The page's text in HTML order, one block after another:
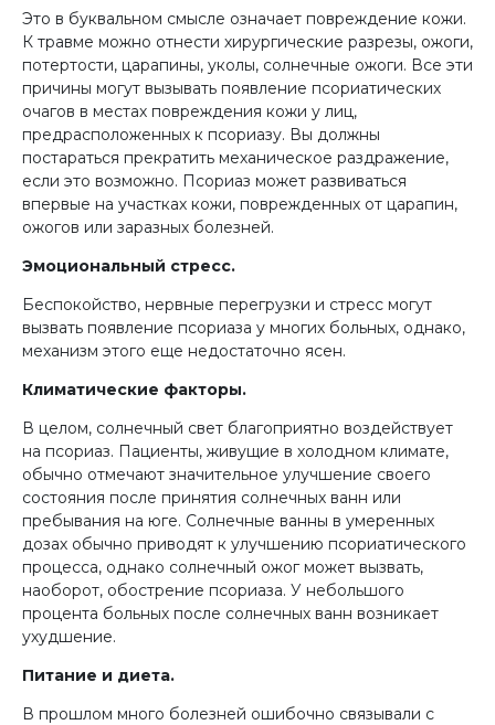
Это в буквальном смысле означает повреждение кожи.
К травме можно отнести хирургические разрезы, ожоги,
потертости, царапины, уколы, солнечные ожоги. Все эти
причины могут вызывать появление псориатических
очагов в местах повреждения кожи у лиц,
предрасположенных к псориазу. Вы должны
постараться прекратить механическое раздражение,
если это возможно. Псориаз может развиваться
впервые на участках кожи, поврежденных от царапин,
ожогов или заразных болезней.
Эмоциональный стресс.
Беспокойство, нервные перегрузки и стресс могут
вызвать появление псориаза у многих больных, однако,
механизм этого еще недостаточно ясен.
Климатические факторы.
В целом, солнечный свет благоприятно воздействует
на псориаз. Пациенты, живущие в холодном климате,
обычно отмечают значительное улучшение своего
состояния после принятия солнечных ванн или
пребывания на юге. Солнечные ванны в умеренных
дозах обычно приводят к улучшению псориатического
процесса, однако солнечный ожог может вызвать,
наоборот, обострение псориаза. У небольшого
процента больных после солнечных ванн возникает
ухудшение.
Питание и диета.
В прошлом много болезней ошибочно связывали с